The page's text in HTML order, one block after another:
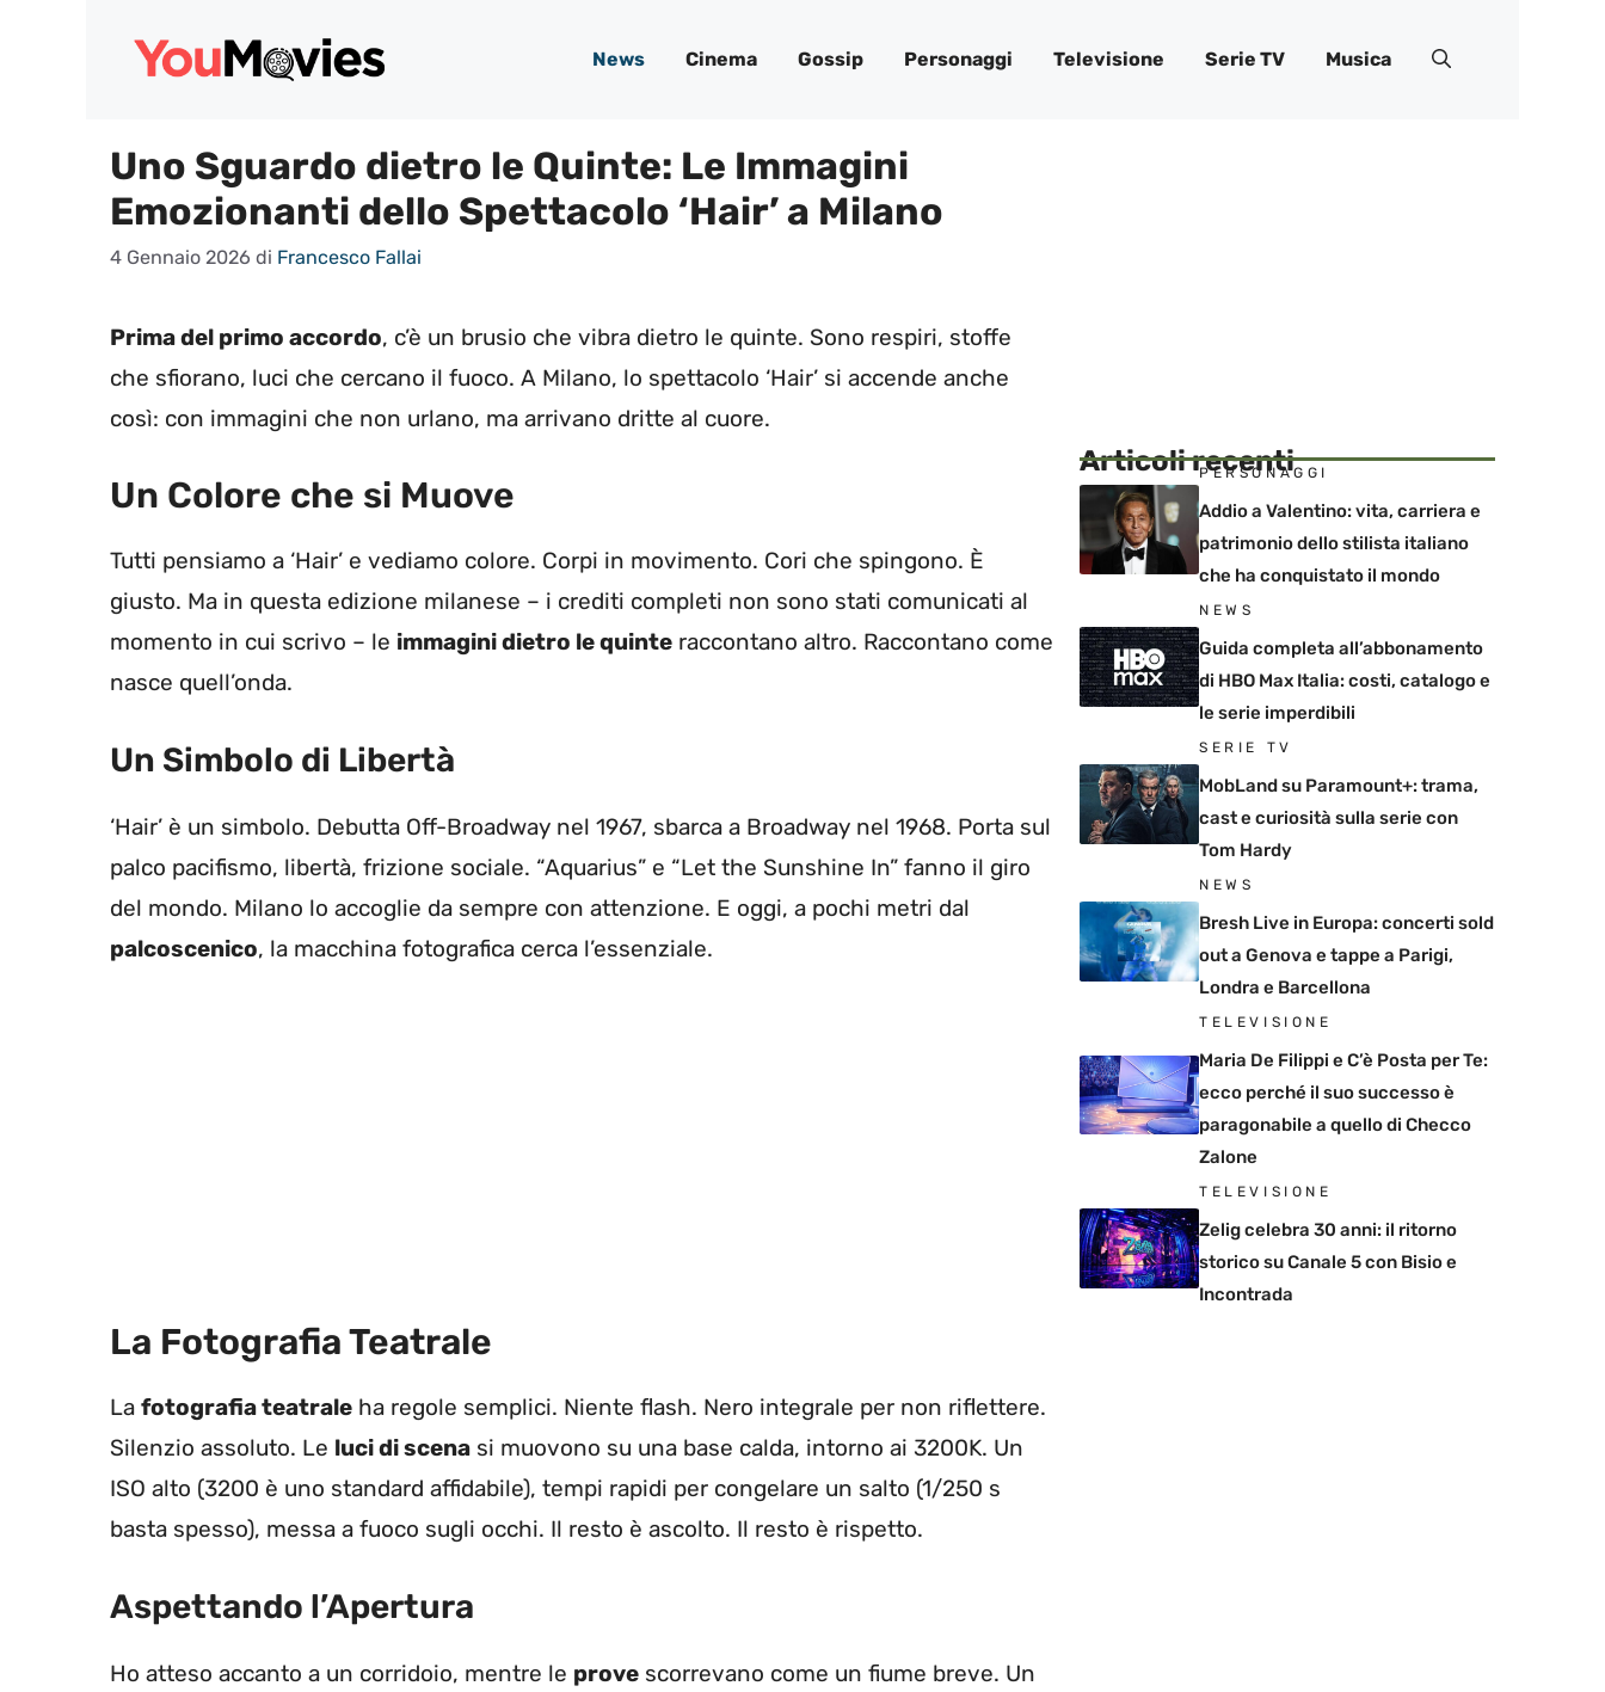
News Cinema Gossip Personaggi Televisione Serie TV Musica
Uno Sguardo dietro le Quinte: Le Immagini
Emozionanti dello Spettacolo ‘Hair’ a Milano
4 Gennaio 2026 di Francesco Fallai
Prima del primo accordo, c’è un brusio che vibra dietro le quinte. Sono respiri, stoffe
che sfiorano, luci che cercano il fuoco. A Milano, lo spettacolo ‘Hair’ si accende anche
così: con immagini che non urlano, ma arrivano dritte al cuore.
Un Colore che si Muove
Tutti pensiamo a ‘Hair’ e vediamo colore. Corpi in movimento. Cori che spingono. È
giusto. Ma in questa edizione milanese – i crediti completi non sono stati comunicati al
momento in cui scrivo – le immagini dietro le quinte raccontano altro. Raccontano come
nasce quell’onda.
Un Simbolo di Libertà
‘Hair’ è un simbolo. Debutta Off-Broadway nel 1967, sbarca a Broadway nel 1968. Porta sul
palco pacifismo, libertà, frizione sociale. “Aquarius” e “Let the Sunshine In” fanno il giro
del mondo. Milano lo accoglie da sempre con attenzione. E oggi, a pochi metri dal
palcoscenico, la macchina fotografica cerca l’essenziale.
La Fotografia Teatrale
La fotografia teatrale ha regole semplici. Niente flash. Nero integrale per non riflettere.
Silenzio assoluto. Le luci di scena si muovono su una base calda, intorno ai 3200K. Un
ISO alto (3200 è uno standard affidabile), tempi rapidi per congelare un salto (1/250 s
basta spesso), messa a fuoco sugli occhi. Il resto è ascolto. Il resto è rispetto.
Aspettando l’Apertura
Ho atteso accanto a un corridoio, mentre le prove scorrevano come un fiume breve. Un
Articoli recenti
PERSONAGGI
Addio a Valentino: vita, carriera e
patrimonio dello stilista italiano
che ha conquistato il mondo
NEWS
Guida completa all’abbonamento
di HBO Max Italia: costi, catalogo e
le serie imperdibili
SERIE TV
MobLand su Paramount+: trama,
cast e curiosità sulla serie con
Tom Hardy
NEWS
Bresh Live in Europa: concerti sold
out a Genova e tappe a Parigi,
Londra e Barcellona
TELEVISIONE
Maria De Filippi e C’è Posta per Te:
ecco perché il suo successo è
paragonabile a quello di Checco
Zalone
TELEVISIONE
Zelig celebra 30 anni: il ritorno
storico su Canale 5 con Bisio e
Incontrada